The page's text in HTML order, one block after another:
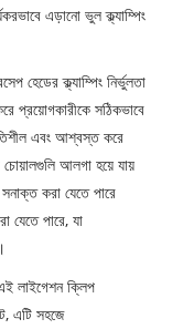
এড়ানো ভুল ক্ল্যাম্পিং
হেডের ক্ল্যাম্পিং নির্ভুলতা
প্রয়োগকারীকে সঠিকভাবে
এবং আশ্বস্ত করে
চোয়ালগুলি আলগা হয়ে যায়
সনাক্ত করা যেতে পারে
যেতে পারে, যা
লাইগেশন ক্লিপ
এটি সহজে